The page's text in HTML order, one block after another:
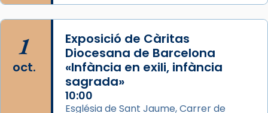
1
oct.
Exposició de Càritas
Diocesana de Barcelona
«Infància en exili, infància
sagrada»
10:00
Església de Sant Jaume, Carrer de